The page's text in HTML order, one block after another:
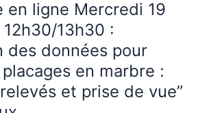
en ligne Mercredi 19
13h30 :
des données pour
placages en marbre :
et prise de vue”